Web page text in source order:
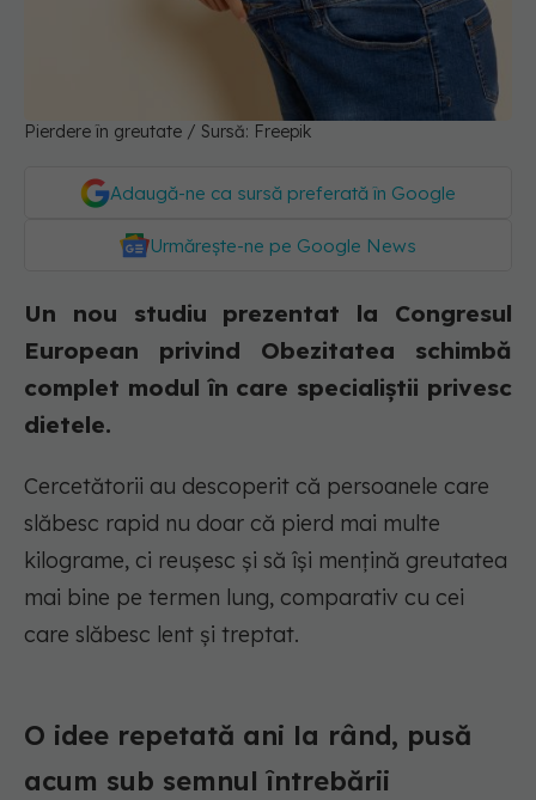
Pierdere în greutate / Sursă: Freepik
Adaugă-ne ca sursă preferată în Google
Urmărește-ne pe Google News
Un nou studiu prezentat la Congresul
European privind Obezitatea schimbă
complet modul în care specialiștii privesc
dietele.
Cercetătorii au descoperit că persoanele care
slăbesc rapid nu doar că pierd mai multe
kilograme, ci reușesc și să își mențină greutatea
mai bine pe termen lung, comparativ cu cei
care slăbesc lent și treptat.
O idee repetată ani la rând, pusă
acum sub semnul întrebării